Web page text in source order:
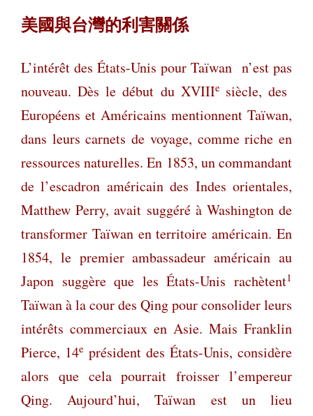
美國與台灣的利害關係
L’intérêt des États-Unis pour Taïwan n’est pas
nouveau. Dès le début du XVIIIe siècle, des
Européens et Américains mentionnent Taïwan,
dans leurs carnets de voyage, comme riche en
ressources naturelles. En 1853, un commandant
de l’escadron américain des Indes orientales,
Matthew Perry, avait suggéré à Washington de
transformer Taïwan en territoire américain. En
1854, le premier ambassadeur américain au
Japon suggère que les États-Unis rachètent1
Taïwan à la cour des Qing pour consolider leurs
intérêts commerciaux en Asie. Mais Franklin
Pierce, 14e président des États-Unis, considère
alors que cela pourrait froisser l’empereur
Qing. Aujourd’hui, Taïwan est un lieu